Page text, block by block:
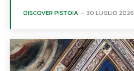
DISCOVER PISTOIA - 30 LUGLIO 2026